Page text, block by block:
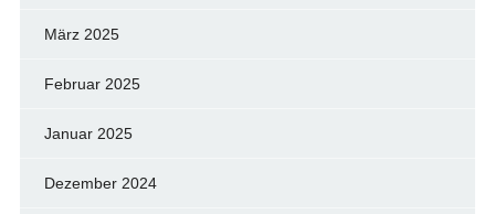
März 2025
Februar 2025
Januar 2025
Dezember 2024